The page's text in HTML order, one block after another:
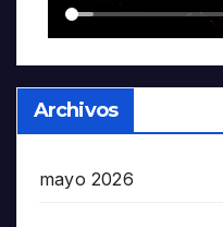
Archivos
mayo 2026